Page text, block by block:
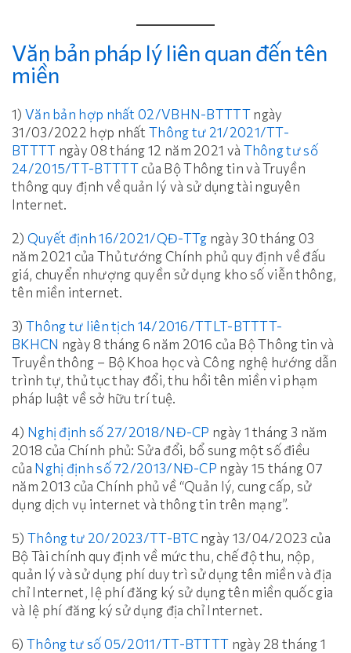
Văn bản pháp lý liên quan đến tên
miền
1) Văn bản hợp nhất 02/VBHN-BTTTTngày
31/03/2022 hợp nhấtThông tư 21/2021/TT-
BTTTT ngày 08 tháng 12 năm 2021 và Thông tư số
24/2015/TT-BTTTTcủa Bộ Thông tin và Truyền
thông quy định về quản lý và sử dụng tài nguyên
Internet.
2) Quyết định 16/2021/QĐ-TTg ngày 30 tháng 03
năm 2021 của Thủ tướng Chính phủ quy định về đấu
giá, chuyển nhượng quyền sử dụng kho số viễn thông,
tên miền internet.
3) Thông tư liên tịch 14/2016/TTLT-BTTTT-
BKHCN ngày 8 tháng 6 năm 2016 của Bộ Thông tin và
Truyền thông – Bộ Khoa học và Công nghệ hướng dẫn
trình tự, thủ tục thay đổi, thu hồi tên miền vi phạm
pháp luật về sở hữu trí tuệ.
4) Nghị định số 27/2018/NĐ-CP ngày 1 tháng 3 năm
2018 của Chính phủ: Sửa đổi, bổ sung một số điều
của Nghị định số 72/2013/NĐ-CP ngày 15 tháng 07
năm 2013 của Chính phủ về “Quản lý, cung cấp, sử
dụng dịch vụ internet và thông tin trên mạng”.
5) Thông tư 20/2023/TT-BTCngày 13/04/2023 của
Bộ Tài chính quy định về mức thu, chế độ thu, nộp,
quản lý và sử dụng phí duy trì sử dụng tên miền và địa
chỉ Internet, lệ phí đăng ký sử dụng tên miền quốc gia
và lệ phí đăng ký sử dụng địa chỉ Internet.
6) Thông tư số 05/2011/TT-BTTTT ngày 28 tháng 1